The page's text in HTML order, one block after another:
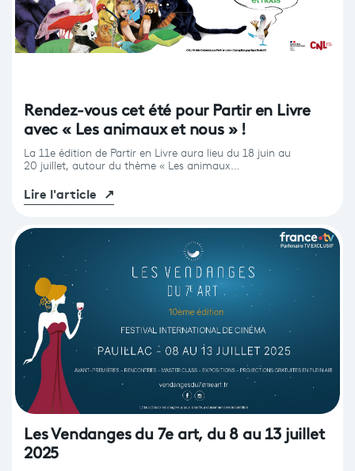
Rendez-vous cet été pour Partir en Livre
avec « Les animaux et nous » !
La 11e édition de Partir en Livre aura lieu du 18 juin au
20 juillet, autour du thème « Les animaux…
Lire l'article ↗
Les Vendanges du 7e art, du 8 au 13 juillet
2025